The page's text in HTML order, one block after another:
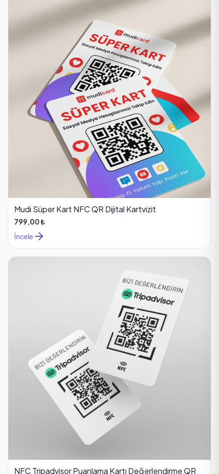
Mudi Süper Kart NFC QR Dijital Kartvizit
799,00 ₺
İncele
NFC Tripadvisor Puanlama Kartı Değerlendirme QR